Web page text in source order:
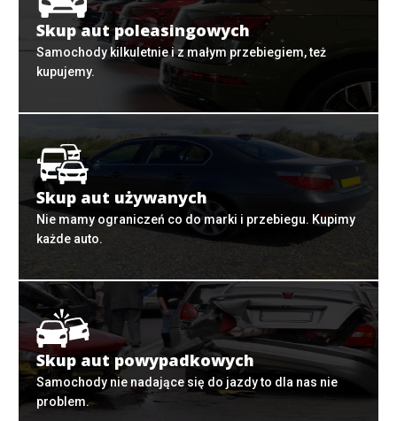
Skup aut poleasingowych
Samochody kilkuletnie i z małym przebiegiem, też
kupujemy.
Skup aut używanych
Nie mamy ograniczeń co do marki i przebiegu. Kupimy
każde auto.
Skup aut powypadkowych
Samochody nie nadające się do jazdy to dla nas nie
problem.